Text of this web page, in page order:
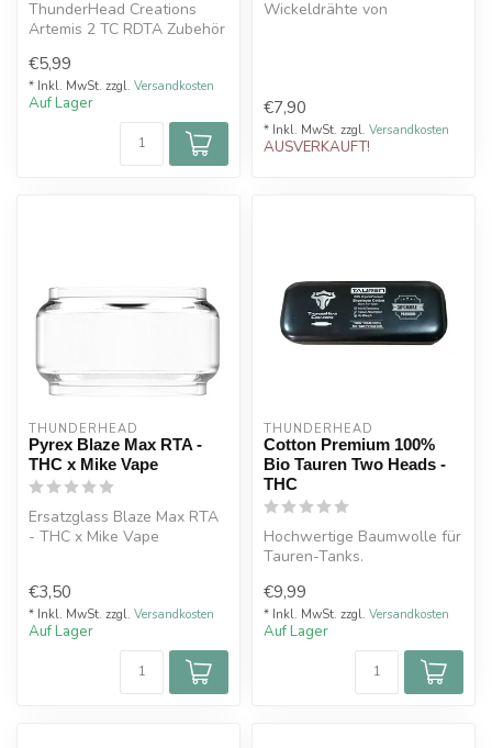
ThunderHead Creations
Artemis 2 TC RDTA Zubehör
€5,99
* Inkl. MwSt. zzgl. Versandkosten
Auf Lager
Wickeldrähte von
€7,90
* Inkl. MwSt. zzgl. Versandkosten
AUSVERKAUFT!
THUNDERHEAD
Pyrex Blaze Max RTA -
THC x Mike Vape
Ersatzglass Blaze Max RTA
- THC x Mike Vape
€3,50
* Inkl. MwSt. zzgl. Versandkosten
Auf Lager
THUNDERHEAD
Cotton Premium 100%
Bio Tauren Two Heads -
THC
Hochwertige Baumwolle für
Tauren-Tanks.
€9,99
* Inkl. MwSt. zzgl. Versandkosten
Auf Lager